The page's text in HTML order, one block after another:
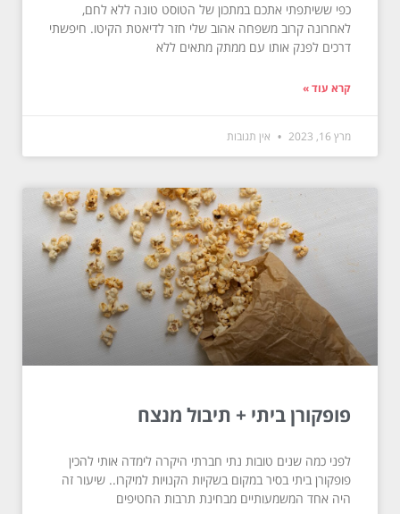
כפי ששיתפתי אתכם במתכון של הטוסט טונה ללא לחם,
לאחרונה קרוב משפחה אהוב שלי חזר לדיאטת הקיטו. חיפשתי
דרכים לפנק אותו עם ממתק מתאים ללא
קרא עוד »
מרץ 16, 2023 אין תגובות
פופקורן ביתי + תיבול מנצח
לפני כמה שנים טובות נתי חברתי היקרה לימדה אותי להכין
פופקורן ביתי בסיר במקום בשקיות הקנויות למיקרו.. שיעור זה
היה אחד המשמעותיים מבחינת תרבות החטיפים